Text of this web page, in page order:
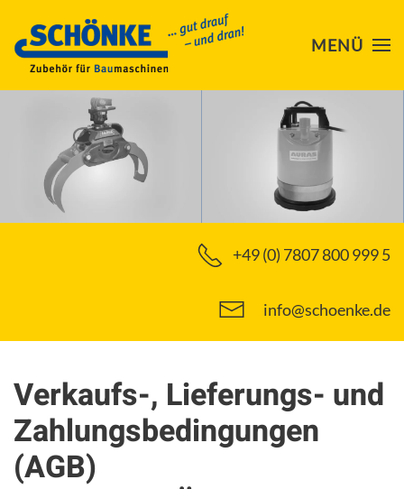
Skip to main content MENÜ
+49 (0) 7807 800 999 5
info@schoenke.de
Verkaufs-, Lieferungs- und
Zahlungsbedingungen
(AGB)